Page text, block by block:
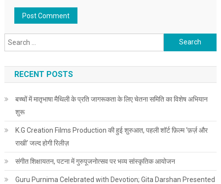
Search for:
RECENT POSTS
बच्चों में मातृभाषा मैथिली के प्रति जागरूकता के लिए चेतना समिति का विशेष अभियान
शुरू
K.G Creation Films Production की हुई शुरुआत, पहली शॉर्ट फ़िल्म ‘फ़र्ज़ और
राखी’ जल्द होगी रिलीज़
संगीत शिक्षायतन, पटना में गुरुपूजनोत्सव पर भव्य सांस्कृतिक आयोजन
Guru Purnima Celebrated with Devotion; Gita Darshan Presented